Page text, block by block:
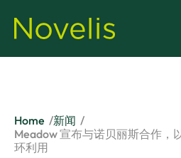
Home
新闻
Meadow 宣布与诺贝丽斯合作，
环利用